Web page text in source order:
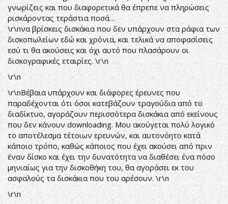
γνωρίζεις και που διαφορετικά θα έπρεπε να πληρώσεις
ρισκάροντας τεράστια ποσά…
\r\nνα βρίσκεις δισκάκια που δεν υπάρχουν στα ράφια των
δισκοπωλείων εδώ και χρόνια, και τελικά να αποφασίσεις
εσύ τι θα ακούσεις και όχι αυτό που πλασάρουν οι
δισκογραφικές εταιρίες. \r\n
\r\n
\r\nΒέβαια υπάρχουν και διάφορες έρευνες που
παραδέχονται ότι όσοι κατεβάζουν τραγούδια από το
διαδίκτυο, αγοράζουν περισσότερα δισκάκια από εκείνους
που δεν κάνουν downloading. Μου ακούγεται πολύ λογικό
το αποτέλεσμα τέτοιων ερευνών, και αυτονόητο κατά
κάποιο τρόπο, καθώς κάποιος που έχει ακούσει από πριν
έναν δίσκο και έχει την δυνατότητα να διαθέσει ένα πόσο
μηνιαίως για την δισκοθήκη του, θα αγοράσει εκ του
ασφαλούς τα δισκάκια που του αρέσουν. \r\n
\r\n